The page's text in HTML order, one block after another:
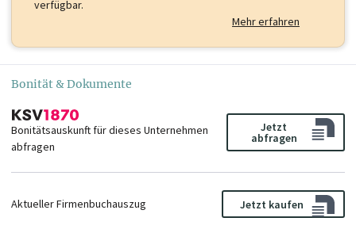
verfügbar.
Mehr erfahren
Bonität & Dokumente
Bonitätsauskunft für dieses Unternehmen
abfragen
Jetzt
abfragen
Aktueller Firmenbuchauszug Jetzt kaufen